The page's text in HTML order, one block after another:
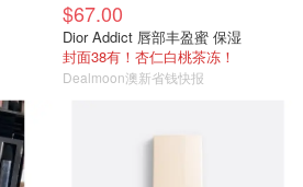
$67.00
Dior Addict 唇部丰盈蜜 保湿
封面38有！杏仁白桃茶冻！
Dealmoon澳新省钱快报